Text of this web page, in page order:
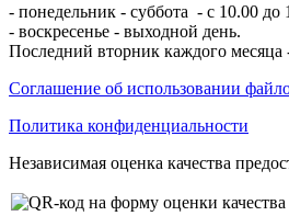
- понедельник - суббота - с 10.00 до
- воскресенье - выходной день.
Последний вторник каждого месяца
Соглашение об использовании
Политика конфиденциальности
Независимая оценка качества